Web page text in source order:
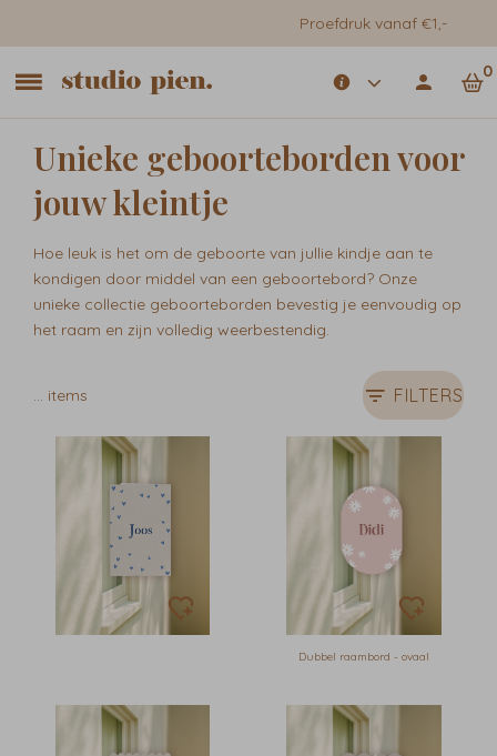
Proefdruk vanaf €1,-
0
Unieke geboorteborden voor
jouw kleintje
Hoe leuk is het om de geboorte van jullie kindje aan te
kondigen door middel van een geboortebord? Onze
unieke collectie geboorteborden bevestig je eenvoudig op
het raam en zijn volledig weerbestendig.
items FILTERS
Dubbel raambord - ovaal